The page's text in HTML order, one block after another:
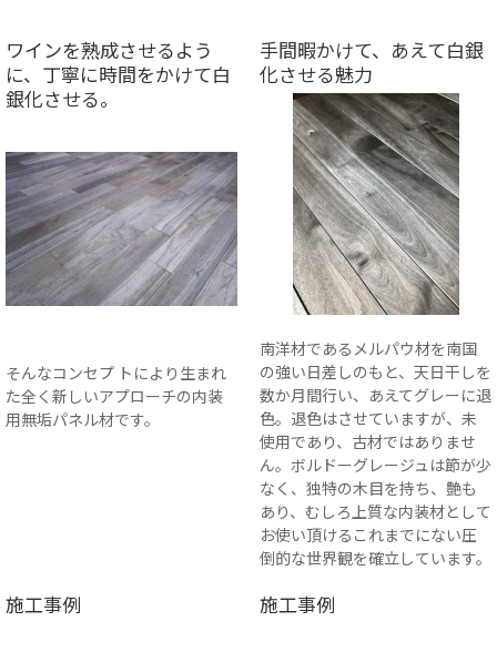
ワインを熟成させるよう
に、丁寧に時間をかけて白
銀化させる。
そんなコンセプ トにより生まれ
た全く新しいアプローチの内装
用無垢パネル材です。
手間暇かけて、あえて白銀
化させる魅力
南洋材であるメルパウ材を南国
の強い日差しのもと、天日干しを
数か月間行い、あえてグレーに退
色。退色はさせていますが、未
使用であり、古材ではありませ
ん。ボルドーグレージュは節が少
なく、独特の木目を持ち、艶も
あり、むしろ上質な内装材として
お使い頂けるこれまでにない圧
倒的な世界観を確立しています。
施工事例 施工事例